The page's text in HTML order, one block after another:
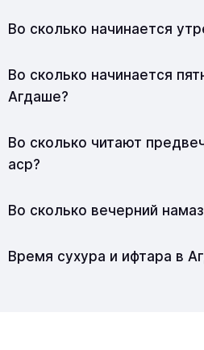
Во сколько начинается
Во сколько начинается
Агдаше?
Во сколько читают
аср?
Во сколько вечерний
Время сухура и ифтара в